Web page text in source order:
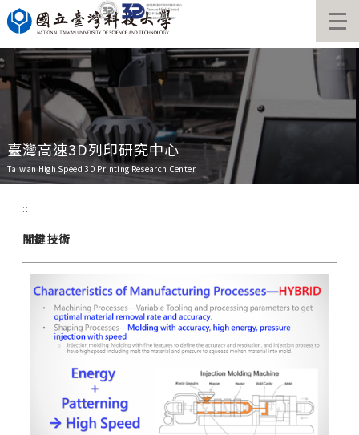
跳
到
要
容
臺灣高速3D列印研究中心
Taiwan High Speed 3D Printing Research Center
:::
關鍵技術